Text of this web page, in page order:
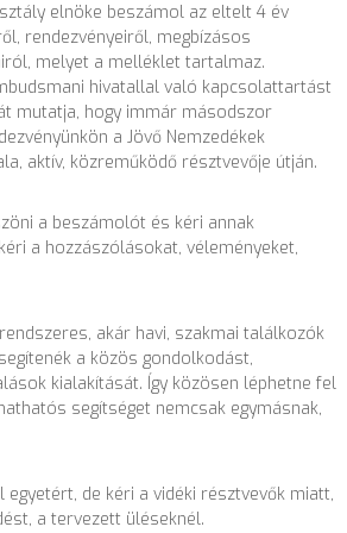
elnöke beszámol az eltelt 4 év
rendezvényeiről, megbízásos
melyet a melléklet tartalmaz.
hivatallal való kapcsolattartást
mutatja, hogy immár másodszor
a Jövő Nemzedékek
aktív, közreműködő résztvevője útján.
a beszámolót és kéri annak
a hozzászólásokat, véleményeket,
akár havi, szakmai találkozók
a közös gondolkodást,
kialakítását. Így közösen léphetne fel
segítséget nemcsak egymásnak,
egyetért, de kéri a vidéki résztvevők miatt,
a tervezett üléseknél.